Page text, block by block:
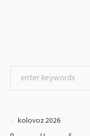
kolovoz 2026